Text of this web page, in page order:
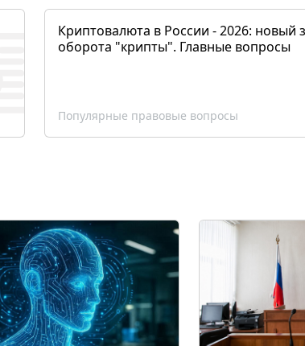
Криптовалюта в России - 2026: новый
оборота "крипты". Главные вопросы
Популярные правовые вопросы